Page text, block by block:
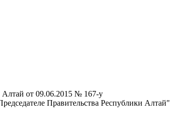
Алтай от 09.06.2015 № 167-у
Правительства Республики Алтай"